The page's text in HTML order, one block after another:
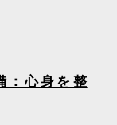
：心身を整